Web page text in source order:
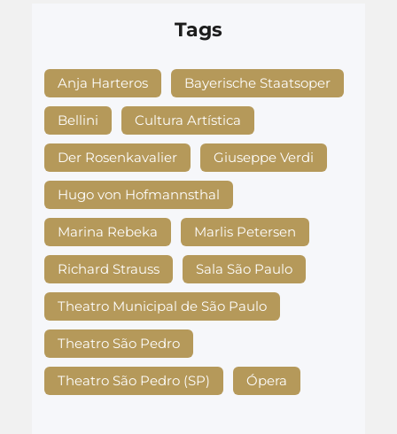
Tags
Anja Harteros Bayerische Staatsoper
Bellini Cultura Artística
Der Rosenkavalier Giuseppe Verdi
Hugo von Hofmannsthal
Marina Rebeka Marlis Petersen
Richard Strauss Sala São Paulo
Theatro Municipal de São Paulo
Theatro São Pedro
Theatro São Pedro (SP) Ópera